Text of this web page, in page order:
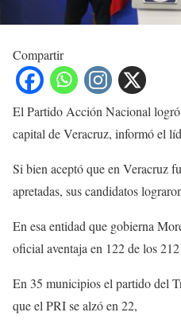
Compartir
El Partido Acción Nacional
capital de Veracruz, informó el
Si bien aceptó que en Veracruz
apretadas, sus candidatos
En esa entidad que gobierna
oficial aventaja en 122 de los
En 35 municipios el partido del
que el PRI se alzó en 22,